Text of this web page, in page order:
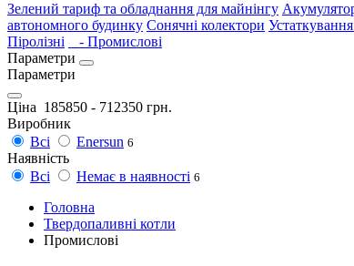
Зелений тариф та обладнання для майнінгу
автономного будинку Сонячні колектори
Піролізні
- Промислові
Параметри
Параметри
Ціна 185850 - 712350 грн.
Виробник
Всі
Enersun 6
Наявність
Всі
Немає в наявності 6
Головна
Твердопаливні котли
Промислові